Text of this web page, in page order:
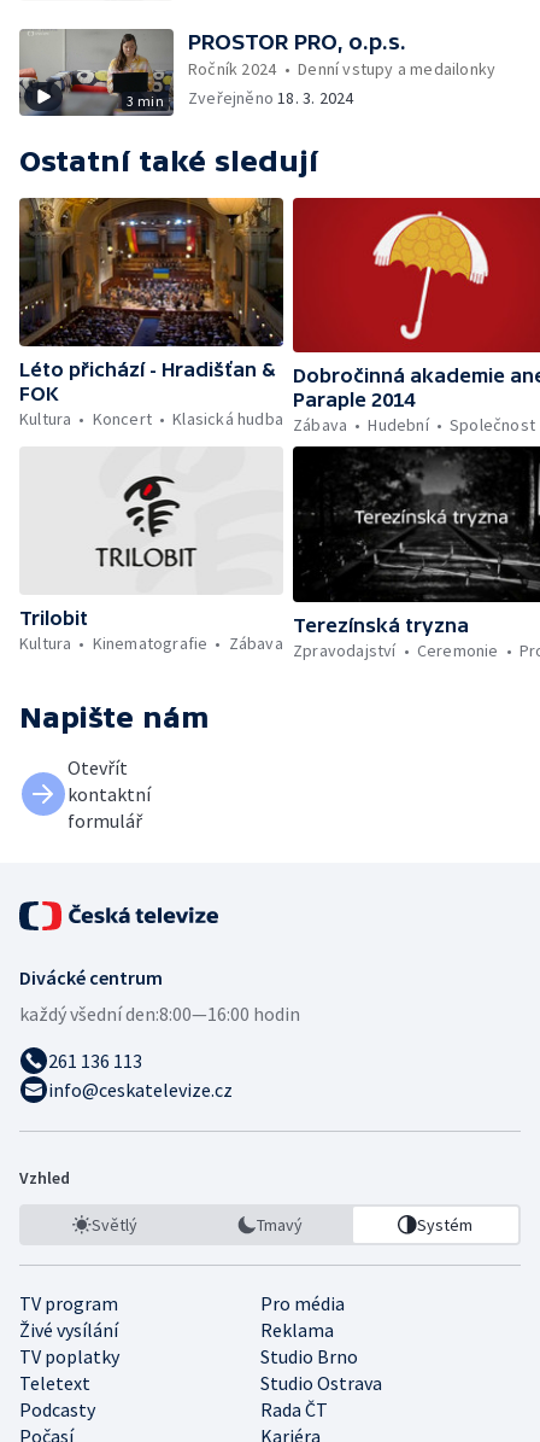
3 min
PROSTOR PRO, o.p.s.
Ročník 2024•Denní vstupy a medailonky
Zveřejněno18. 3. 2024
Ostatní také sledují
Léto přichází - Hradišťan &
FOK
Kultura
Koncert Klasická hudba
Dobročinná akademie
Paraple 2014
Zábava
Hudební Společnost
Trilobit
Kultura
Kinematografie Zábava
Terezínská tryzna
Zpravodajství
Ceremonie
Napište nám
Otevřít
kontaktní
formulář
Divácké centrum
každý všední den:8:00—16:00 hodin
261 136 113
info@ceskatelevize.cz
Vzhled
Světlý Tmavý Systém
TV program
Pro média
Živé vysílání
Reklama
TV poplatky
Studio Brno
Teletext
Studio Ostrava
Podcasty
Rada ČT
Počasí
Kariéra